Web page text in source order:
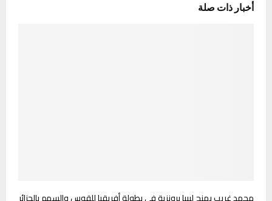
أخبار ذات صلة
محمد غريب يمنح ليبيا برونزية في بطولة أفريقيا للقوس والسهم بالجزائر